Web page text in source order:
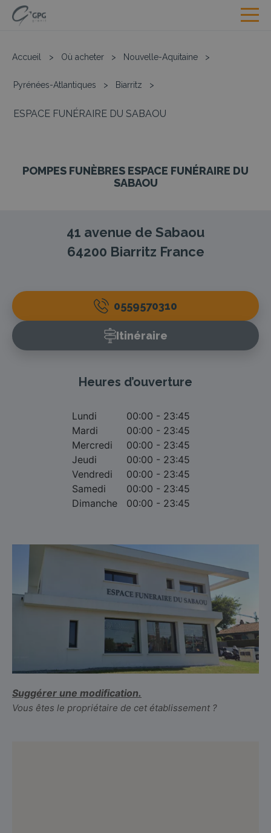
Accueil > Où acheter > Nouvelle-Aquitaine >
Pyrénées-Atlantiques > Biarritz >
ESPACE FUNÉRAIRE DU SABAOU
POMPES FUNÈBRES ESPACE FUNÉRAIRE DU
SABAOU
41 avenue de Sabaou
64200 Biarritz France
0559570310
Itinéraire
Heures d’ouverture
Lundi
00:00 - 23:45
Mardi
00:00 - 23:45
Mercredi
00:00 - 23:45
Jeudi
00:00 - 23:45
Vendredi
00:00 - 23:45
Samedi
00:00 - 23:45
Dimanche
00:00 - 23:45
Suggérer une modification.
Vous êtes le propriétaire de cet établissement ?